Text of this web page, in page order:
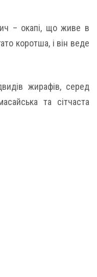
– окапі, що живе в
коротша, і він веде
жирафів, серед
та сітчаста